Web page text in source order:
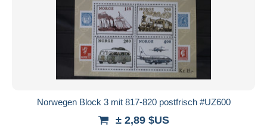
Norwegen Block 3 mit 817-820 postfrisch #UZ600
± 2,89 $US